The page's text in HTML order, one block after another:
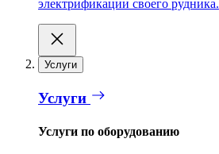
электрификации своего рудника.
Услуги
Услуги
Услуги по оборудованию